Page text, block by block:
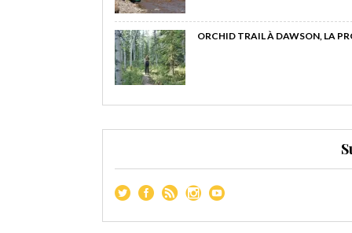
ORCHID TRAIL À DAWSON, LA